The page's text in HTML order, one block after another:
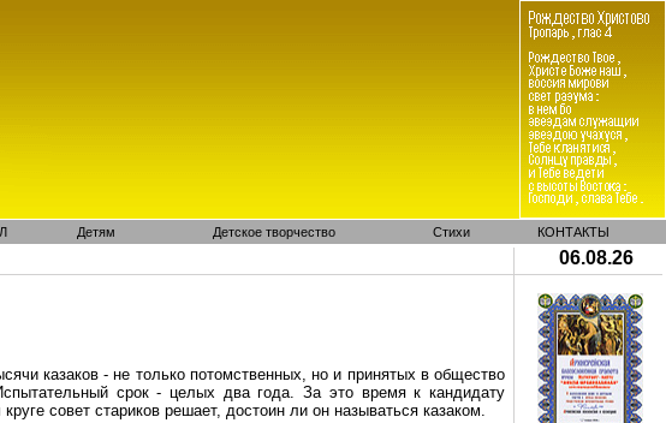
Детям Детское творчество Стихи КОНТАКТЫ
06.08.26
казаков - не только потомственных, но и принятых в общество
срок - целых два года. За это время к кандидату
совет стариков решает, достоин ли он называться казаком.